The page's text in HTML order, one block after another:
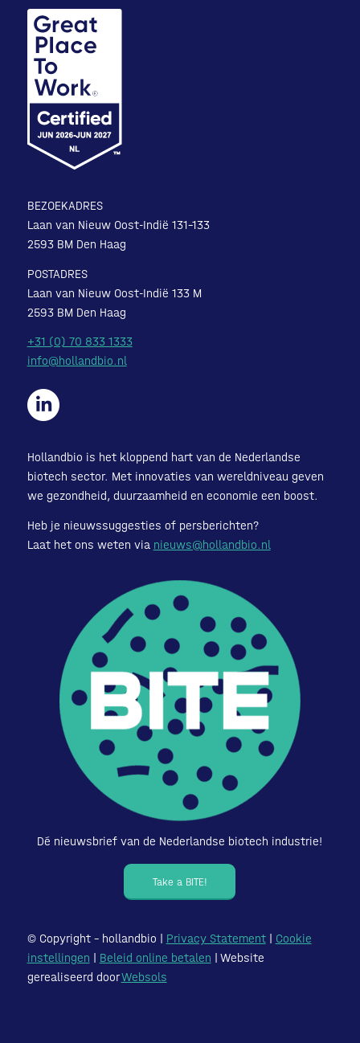
BEZOEKADRES
Laan van Nieuw Oost-Indië 131-133
2593 BM Den Haag
POSTADRES
Laan van Nieuw Oost-Indië 133 M
2593 BM Den Haag
+31 (0) 70 833 1333
info@hollandbio.nl
Hollandbio is het kloppend hart van de Nederlandse
biotech sector. Met innovaties van wereldniveau geven
we gezondheid, duurzaamheid en economie een boost.
Heb je nieuwssuggesties of persberichten?
Laat het ons weten via nieuws@hollandbio.nl
Dé nieuwsbrief van de Nederlandse biotech industrie!
Take a BITE!
© Copyright – hollandbio | Privacy Statement| Cookie
instellingen | Beleid online betalen | Website
gerealiseerd doorWebsols